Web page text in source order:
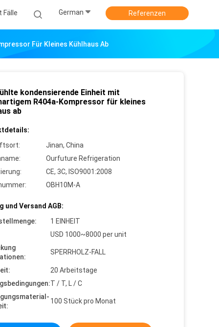
Fälle German Referenzen
Für Kleines Kühlhaus Ab
kondensierende Einheit mit
R404a-Kompressor für kleines
ab
Jinan, China
Ourfuture Refrigeration
CE, 3C, ISO9001:2008
OBH10M-A
und Versand AGB:
1 EINHEIT
USD 1000~8000 per unit
SPERRHOLZ-FALL
20 Arbeitstage
T / T, L / C
100 Stück pro Monat